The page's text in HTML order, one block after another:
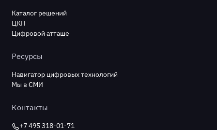
Каталог решений
ЦКП
Цифровой атташе
Ресурсы
Навигатор цифровых технологий
Мы в СМИ
Контакты
+7 495 318-01-71